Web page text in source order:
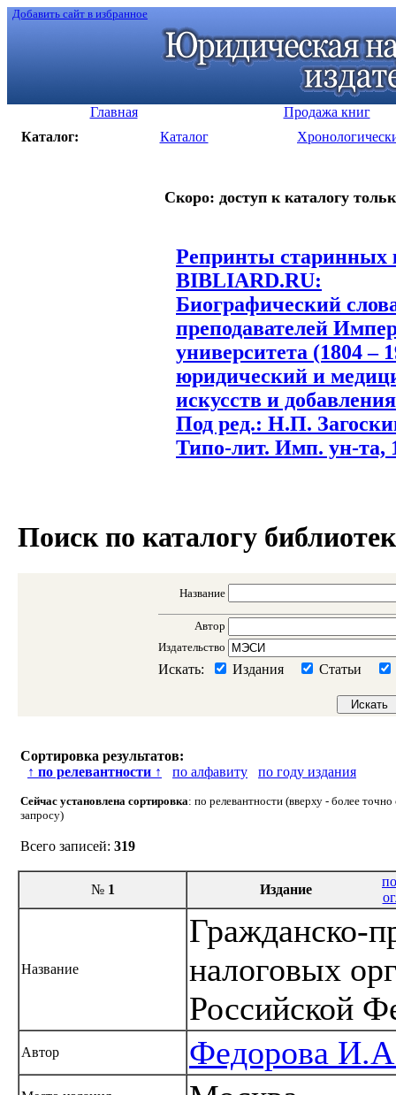
Добавить сайт в избранное
Главная
Продажа книг
Каталог:
Каталог
Скоро: доступ к каталогу
Репринты старинных
BIBLIARD.RU:
Биографический
преподавателей
университета (1804 –
юридический и
искусств и
Под ред.: Н.П.
Типо-лит. Имп. ун-та,
Поиск по каталогу
Название
Автор
Издательство
Искать: Издания Статьи
Сортировка результатов:
↑ по релевантности ↑ по алфавиту по году издания
Сейчас установлена сортировка: по релевантности (вверху - более
запросу)
Всего записей: 319
№ 1 Издание
Название
Гражданско-
налоговых
Российской
Автор Федорова